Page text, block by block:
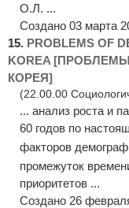
О.Л. ...
Создано 03 марта
15. PROBLEMS OF
KOREA
КОРЕЯ]
(22.00.00
... анализ роста и
60 годов по
факторов
промежуток
приоритетов ...
Создано 26